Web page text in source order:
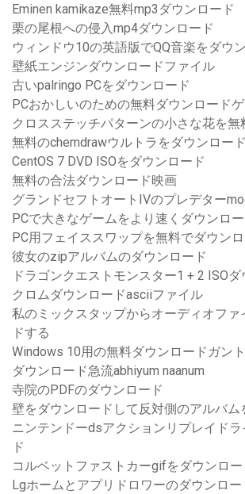
Eminen kamikaze無料mp3ダウンロード
栗の尾根への侵入mp4ダウンロード
ウィンドウ10の英語版でQQ音楽をダウ
壁紙エンジンダウンロードファイル
古いpalringo PCをダウンロード
PCおかしいのための無料ダウンロード
クロスステッチパターンの小さな花を無
無料のchemdrawウルトラをダウンロード
CentOS 7 DVD ISOをダウンロード
無料の合法ダウンロード映画
グランドセフトオートIVのプレデター
PCで大きなゲームをより速くダウンロ
PC用フェイススワップを無料でダウン
彼女のzipアルバムのダウンロード
ドラゴンクエストモンスター1 + 2 ISO
クロムダウンロードasciiファイル
私のミックスタップからオーディオファ
ドする
Windows 10用の無料ダウンロードガン
ダウンロード急流abhiyum naanum
寺院のPDFのダウンロード
壁をダウンロードして反対側のアルバム
ニンテンドーdsアクションリプレイド
ド
コルベットファストカーgifをダウンロー
Lgホームとアプリドロワーのダウンロー